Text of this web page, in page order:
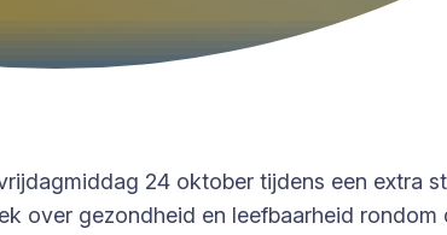
24 oktober tijdens een extra
over gezondheid en leefbaarheid